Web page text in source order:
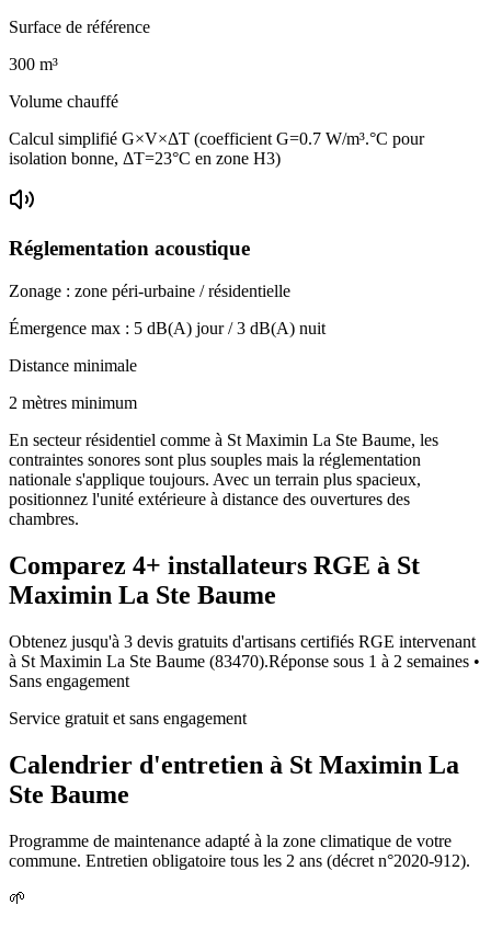
Surface de référence
300 m³
Volume chauffé
Calcul simplifié G×V×ΔT (coefficient G=0.7 W/m³.°C pour
isolation bonne, ΔT=23°C en zone H3)
Réglementation acoustique
Zonage : zone péri-urbaine / résidentielle
Émergence max : 5 dB(A) jour /3 dB(A) nuit
Distance minimale
2 mètres minimum
En secteur résidentiel comme à St Maximin La Ste Baume, les
contraintes sonores sont plus souples mais la réglementation
nationale s'applique toujours. Avec un terrain plus spacieux,
positionnez l'unité extérieure à distance des ouvertures des
chambres.
Comparez 4+ installateurs RGE à St
Maximin La Ste Baume
Obtenez jusqu'à 3 devis gratuits d'artisans certifiés RGE intervenant
à St Maximin La Ste Baume (83470).Réponse sous 1 à 2 semaines •
Sans engagement
Service gratuit et sans engagement
Calendrier d'entretien à St Maximin La
Ste Baume
Programme de maintenance adapté à la zone climatique de votre
commune. Entretien obligatoire tous les 2 ans (décret n°2020-912).
🌱